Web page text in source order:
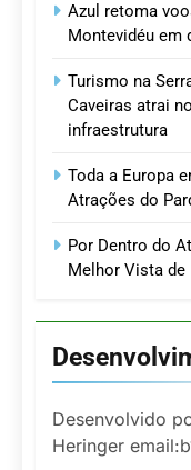
Azul retoma
Montevidéu em
Turismo na
Caveiras atrai
infraestrutura
Toda a Europa
Atrações do
Por Dentro do
Melhor Vista de
Desenvolvido
Heringer